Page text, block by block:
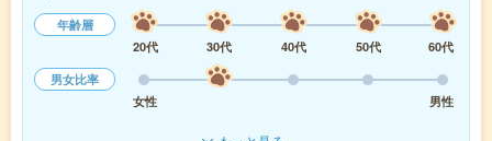
年齢層
20代
30代 40代 50代
60代
男女比率
女性
男性